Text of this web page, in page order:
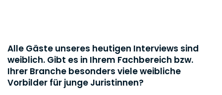
Alle Gäste unseres heutigen Interviews sind
weiblich. Gibt es in Ihrem Fachbereich bzw.
Ihrer Branche besonders viele weibliche
Vorbilder für junge Juristinnen?